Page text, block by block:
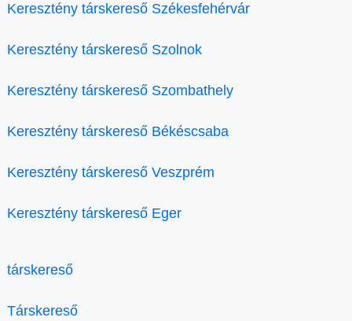
Keresztény társkereső Székesfehérvár
Keresztény társkereső Szolnok
Keresztény társkereső Szombathely
Keresztény társkereső Békéscsaba
Keresztény társkereső Veszprém
Keresztény társkereső Eger
társkereső
Társkereső